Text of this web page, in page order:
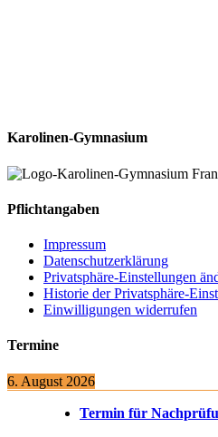
Karolinen-Gymnasium
Pflichtangaben
Impressum
Datenschutzerklärung
Privatsphäre-Einstellungen
Historie der Privatsphäre-
Einwilligungen widerrufen
Termine
6. August 2026
Termin für